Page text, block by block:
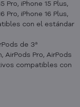
Pro, iPhone 15 Plus,
Pro, iPhone 16 Plus,
con el estándar
de 3ª
AirPods Pro, AirPods
compatibles con